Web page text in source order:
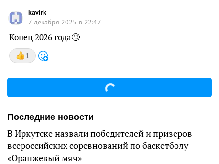
kavirk
7 декабря 2025 в 22:47
Конец 2026 года🙄
1
Последние новости
В Иркутске назвали победителей и призеров
всероссийских соревнований по баскетболу
«Оранжевый мяч»